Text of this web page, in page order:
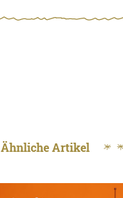
Ähnliche Artikel